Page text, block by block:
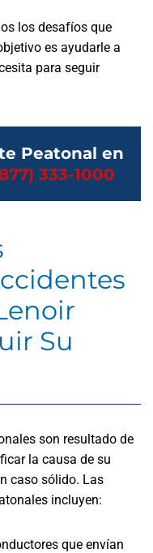
los desafíos que
es ayudarle a
para seguir
Peatonal en
333-1000
Su
son resultado de
la causa de su
caso sólido. Las
incluyen:
que envían